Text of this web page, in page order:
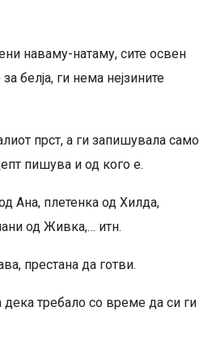
наваму-натаму, сите освен
белја, ги нема нејзините
прст, а ги запишувала само
пишува и од кого е.
Ана, плетенка од Хилда,
од Живка,… итн.
престана да готви.
требало со време да си ги